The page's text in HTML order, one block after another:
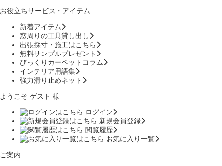
お役立ちサービス・アイテム
新着アイテム
窓周りの工具貸し出し
出張採寸・施工はこちら
無料サンプルプレゼント
びっくりカーペットコラム
インテリア用語集
強力滑り止めネット
ようこそ ゲスト 様
ログイン
新規会員登録
閲覧履歴
お気に入り一覧
ご案内